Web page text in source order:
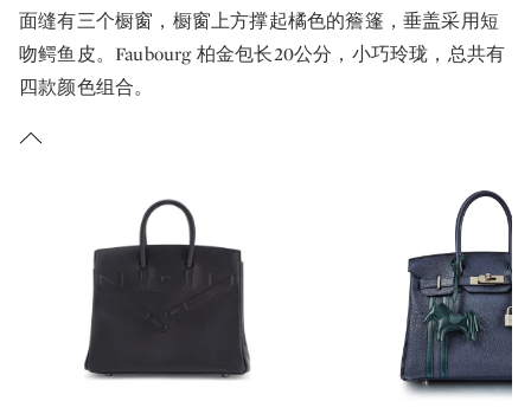
面缝有三个橱窗，橱窗上方撑起橘色的簷篷，垂盖采用短
吻鳄鱼皮。Faubourg 柏金包长20公分，小巧玲珑，总共有
四款颜色组合。